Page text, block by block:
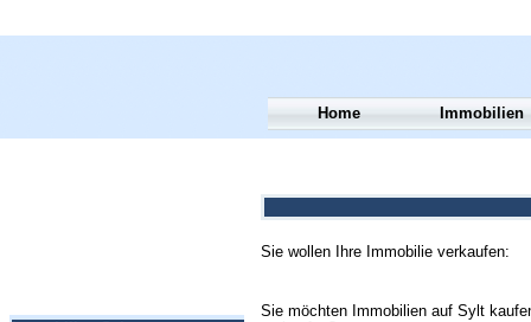
Sie wollen Ihre Immobilie verkaufen:
Sie möchten Immobilien auf Sylt
Home Immobilien